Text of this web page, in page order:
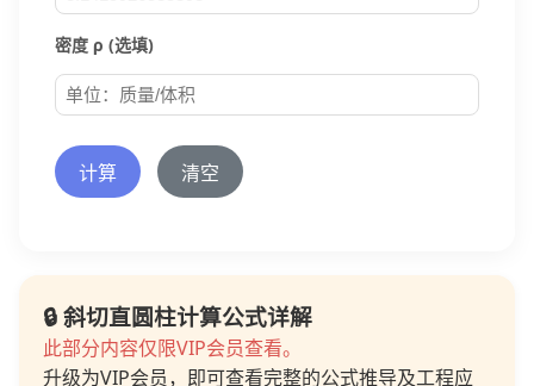
密度 ρ (选填)
计算 清空
🔒 斜切直圆柱计算公式详解
此部分内容仅限VIP会员查看。
升级为VIP会员，即可查看完整的公式推导及工程应